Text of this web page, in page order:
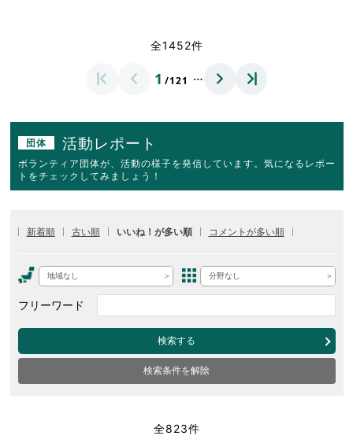
全1452件
1 /121 …
団体 活動レポート
ボランティア団体が、活動の様子を発信しています。気になるレポー
トをチェックしてみましょう！
新着順 古い順 いいね！が多い順 コメントが多い順
地域なし 分野なし
フリーワード
検索する
検索条件を解除
全823件